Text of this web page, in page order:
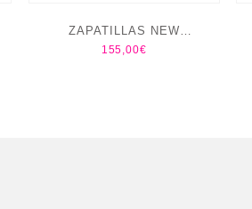
ZAPATILLAS NEW
BALANCE FUELCELL
155,00€